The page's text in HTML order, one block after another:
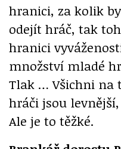
hranici, za kolik
odejít hráč, tak
hranici
množství mladé
Tlak … Všichni na
hráči jsou
Ale je to těžké.